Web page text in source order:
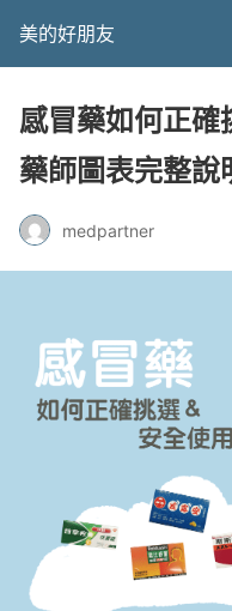
美的好朋友
感冒藥如何正確
藥師圖表完整說
medpartner